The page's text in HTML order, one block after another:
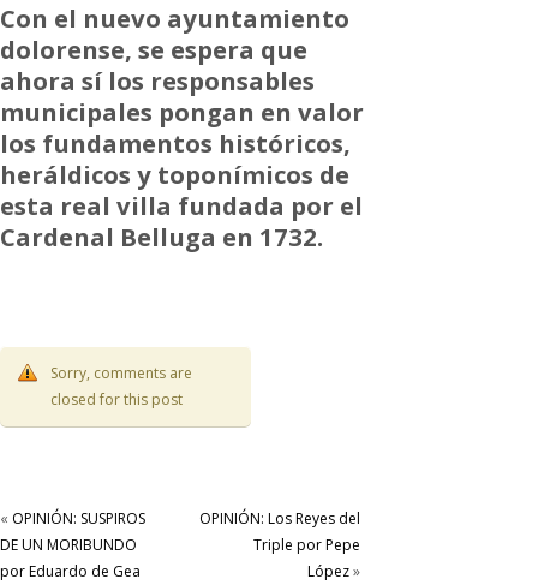
Con el nuevo ayuntamiento
dolorense, se espera que
ahora sí los responsables
municipales pongan en valor
los fundamentos históricos,
heráldicos y toponímicos de
esta real villa fundada por el
Cardenal Belluga en 1732.
Sorry, comments are
closed for this post
« OPINIÓN: SUSPIROS
DE UN MORIBUNDO
por Eduardo de Gea
OPINIÓN: Los Reyes del
Triple por Pepe
López»